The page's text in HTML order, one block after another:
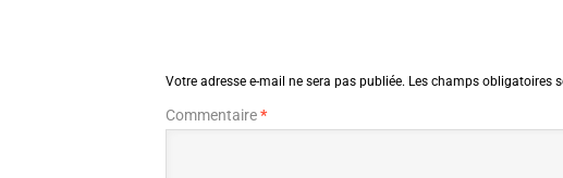
Votre adresse e-mail ne sera pas publiée. Les champs obligatoires
Commentaire*